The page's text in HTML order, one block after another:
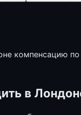
компенсацию
в